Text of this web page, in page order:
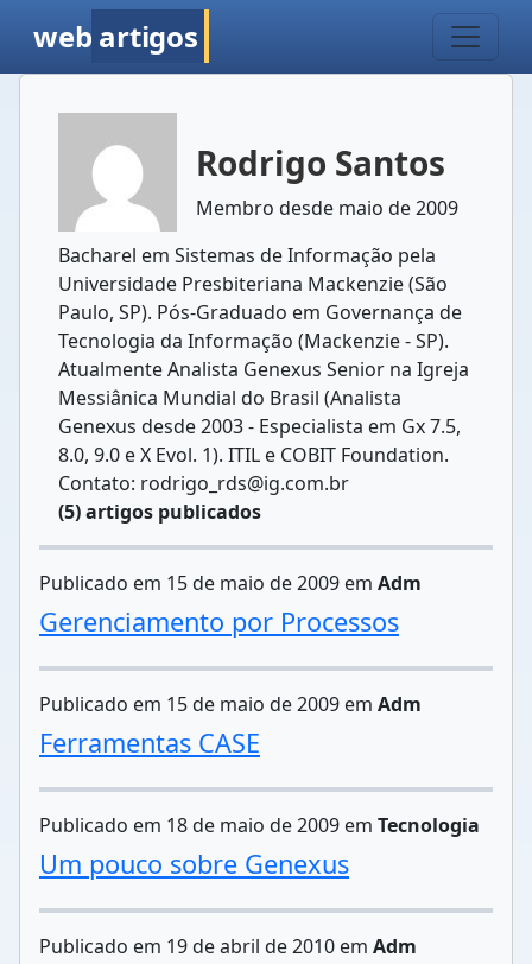
web artigos
Rodrigo Santos
Membro desde maio de 2009
Bacharel em Sistemas de Informação pela
Universidade Presbiteriana Mackenzie (São
Paulo, SP). Pós-Graduado em Governança de
Tecnologia da Informação (Mackenzie - SP).
Atualmente Analista Genexus Senior na Igreja
Messiânica Mundial do Brasil (Analista
Genexus desde 2003 - Especialista em Gx 7.5,
8.0, 9.0 e X Evol. 1). ITIL e COBIT Foundation.
Contato: rodrigo_rds@ig.com.br
(5) artigos publicados
Publicado em 15 de maio de 2009 em Adm
Gerenciamento por Processos
Publicado em 15 de maio de 2009 em Adm
Ferramentas CASE
Publicado em 18 de maio de 2009 em Tecnologia
Um pouco sobre Genexus
Publicado em 19 de abril de 2010 em Adm